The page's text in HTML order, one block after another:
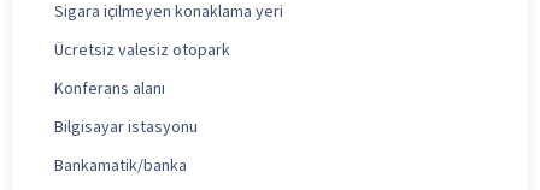
Sigara içilmeyen konaklama yeri
Ücretsiz valesiz otopark
Konferans alanı
Bilgisayar istasyonu
Bankamatik/banka